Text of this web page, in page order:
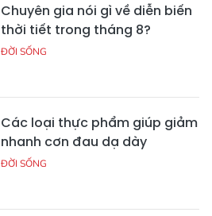
Chuyên gia nói gì về diễn biến
thời tiết trong tháng 8?
ĐỜI SỐNG
Các loại thực phẩm giúp giảm
nhanh cơn đau dạ dày
ĐỜI SỐNG